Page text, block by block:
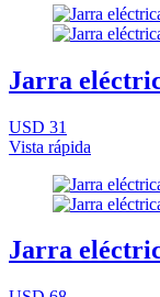
Jarra
USD 31
Vista rápida
Jarra